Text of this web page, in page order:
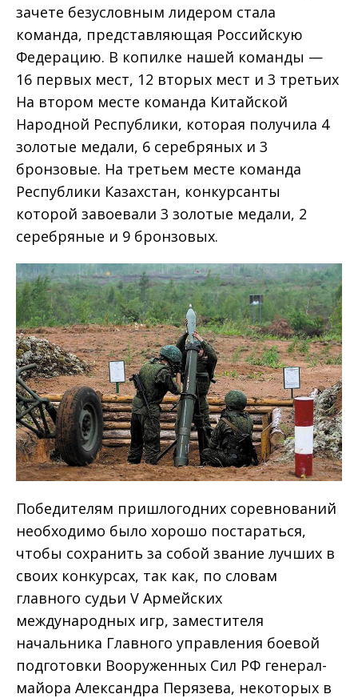
зачете безусловным лидером стала
команда, представляющая Российскую
Федерацию. В копилке нашей команды —
16 первых мест, 12 вторых мест и 3 третьих
На втором месте команда Китайской
Народной Республики, которая получила 4
золотые медали, 6 серебряных и 3
бронзовые. На третьем месте команда
Республики Казахстан, конкурсанты
которой завоевали 3 золотые медали, 2
серебряные и 9 бронзовых.
Победителям пришлогодних соревнований
необходимо было хорошо постараться,
чтобы сохранить за собой звание лучших в
своих конкурсах, так как, по словам
главного судьи V Армейских
международных игр, заместителя
начальника Главного управления боевой
подготовки Вооруженных Сил РФ генерал-
майора Александра Перязева, некоторых в